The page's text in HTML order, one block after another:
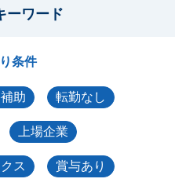
ーワード
条件
助 転勤なし
上場企業
ス 賞与あり